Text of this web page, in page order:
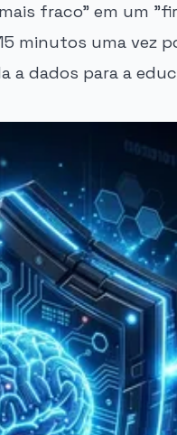
fraco" em um
minutos uma vez
dados para a